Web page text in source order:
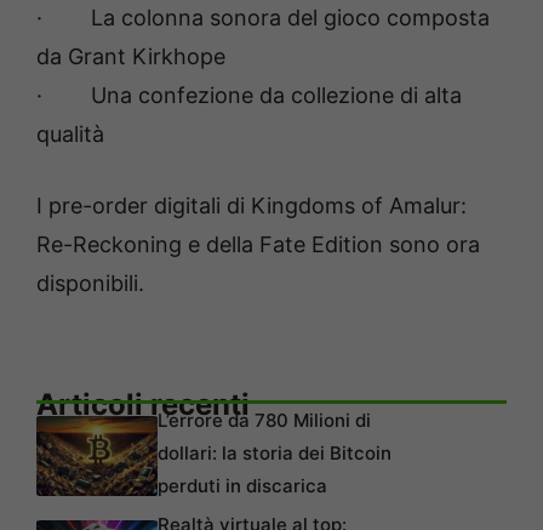
· La colonna sonora del gioco composta
da Grant Kirkhope
· Una confezione da collezione di alta
qualità
I pre-order digitali di Kingdoms of Amalur:
Re-Reckoning e della Fate Edition sono ora
disponibili.
Articoli recentiL’errore da 780 Milioni di
dollari: la storia dei Bitcoin
perduti in discarica
Realtà virtuale al top: